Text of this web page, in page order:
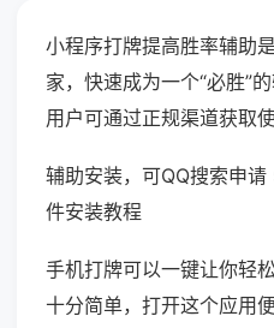
小程序打牌提高胜率辅助
家，快速成为一个“必胜”
用户可通过正规渠道获取使
辅助安装，可QQ搜索申
件安装教程
手机打牌可以一键让你轻
十分简单，打开这个应用